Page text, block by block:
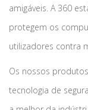
amigáveis. A 360
protegem os
utilizadores contra
Os nossos
tecnologia de